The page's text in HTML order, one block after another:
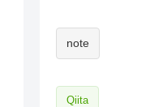
note
Qiita